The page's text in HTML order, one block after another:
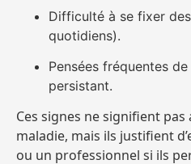
Difficulté à se fixer
quotidiens).
Pensées fréquentes
persistant.
Ces signes ne signifient
maladie, mais ils justifient
ou un professionnel si ils